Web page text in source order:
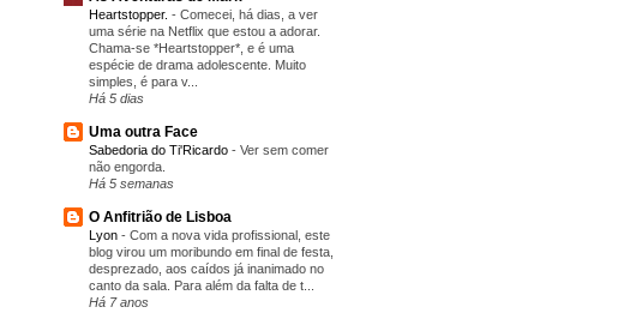
Heartstopper. - Comecei, há dias, a ver
uma série na Netflix que estou a adorar.
Chama-se *Heartstopper*, e é uma
espécie de drama adolescente. Muito
simples, é para v...
Há 5 dias
Uma outra Face
Sabedoria do Ti'Ricardo - Ver sem comer
não engorda.
Há 5 semanas
O Anfitrião de Lisboa
Lyon - Com a nova vida profissional, este
blog virou um moribundo em final de festa,
desprezado, aos caídos já inanimado no
canto da sala. Para além da falta de t...
Há 7 anos